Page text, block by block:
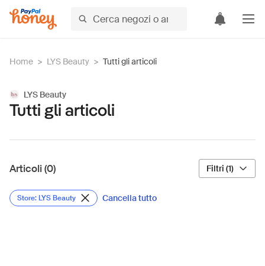
Home > LYS Beauty > Tutti gli articoli
LYS Beauty
Tutti gli articoli
Articoli (0) Filtri (1)
Store: LYS Beauty Cancella tutto